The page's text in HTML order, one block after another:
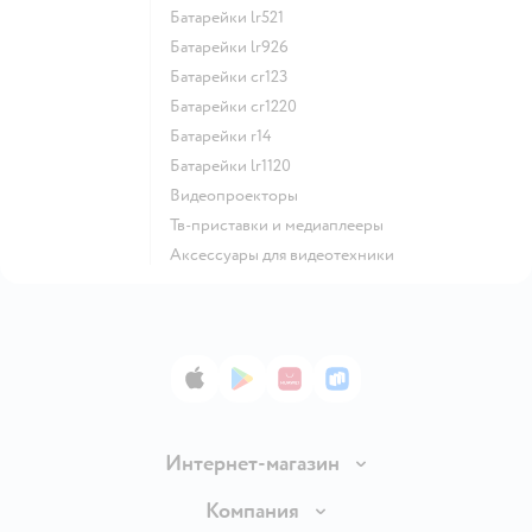
батарейки lr521
батарейки lr926
батарейки cr123
батарейки cr1220
батарейки r14
батарейки lr1120
видеопроекторы
тв-приставки и медиаплееры
аксессуары для видеотехники
App StoreGoogle Play
AppGallery
RuStore
Интернет-магазин
Доставка и оплата
Компания